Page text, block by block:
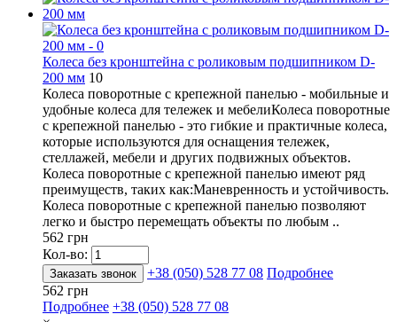
Колеса без кронштейна с роликовым подшипником D-
200 мм 10
Колеса поворотные с крепежной панелью - мобильные и
удобные колеса для тележек и мебелиКолеса поворотные
с крепежной панелью - это гибкие и практичные колеса,
которые используются для оснащения тележек,
стеллажей, мебели и других подвижных объектов.
Колеса поворотные с крепежной панелью имеют ряд
преимуществ, таких как:Маневренность и устойчивость.
Колеса поворотные с крепежной панелью позволяют
легко и быстро перемещать объекты по любым ..
562 грн
Кол-во:
Заказать звонок +38 (050) 528 77 08 Подробнее
562 грн
Подробнее +38 (050) 528 77 08